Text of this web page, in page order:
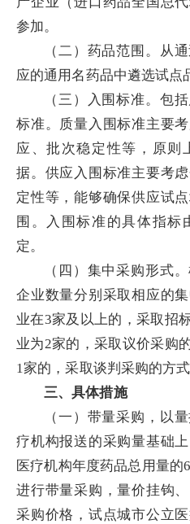
参加。
（二）药品范围。从
应的通用名药品中遴选试点
（三）入围标准。包
标准。质量入围标准主要
应、批次稳定性等，原则
据。供应入围标准主要考
定性等，能够确保供应试
围。入围标准的具体指标
定。
（四）集中采购形式
企业数量分别采取相应的
业在3家及以上的，采取招
业为2家的，采取议价采购
1家的，采取谈判采购的方式
三、具体措施
（一）带量采购，以
疗机构报送的采购量基础
医疗机构年度药品总用量的
进行带量采购，量价挂钩
采购价格，试点城市公立